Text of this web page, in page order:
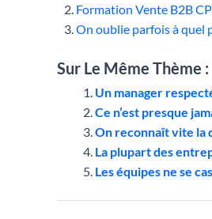
Formation Vente B2B
On oublie parfois à quel
Sur Le Même Thème :
Un manager
Ce n’est presque
On reconnaît vite la
La plupart des
Les équipes ne se